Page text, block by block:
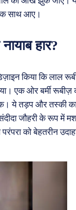
साथ आए।
हार?
किया कि लाल
एक ओर बर्मी रूबीज़
ये तड़प और तस्की
जौहरी के रूप में
को बेहतरीन